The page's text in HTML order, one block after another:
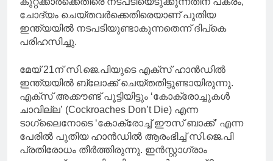
ചോദ്യം ചെയ്തവർക്കെതിരെയാണ് പുതിയ
ഇന്ത്യയിൽ നടപടിയുണ്ടാകുന്നതെന്ന് ദിപ്‌കെ
പരിഹസിച്ചു.
മേയ് 21ന് സി.ജെ.പിയുടെ എക്സ് ഹാൻഡിൽ
ഇന്ത്യയിൽ ബ്ലോക്ക് ചെയ്തതിട്ടുണ്ടായിരുന്നു.
എക്സ് അക്കൗണ്ട് പൂട്ടിയിട്ടും ‘കോക്രോച്ചുകൾ
ചാവില്ല’ (Cockroaches Don’t Die) എന്ന
ടാഗ്‌ലൈനോടെ ‘കോക്രോച്ച് ഈസ് ബാക്ക്’ എന്ന
പേരിൽ പുതിയ ഹാൻഡിൽ ആരംഭിച്ച് സി.ജെ.പി
പ്രതിരോധം തീർത്തിരുന്നു. ഇൻസ്റ്റാഗ്രാം